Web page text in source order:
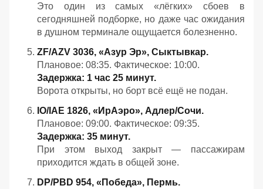
Это один из самых «лёгких» сбоев в
сегодняшней подборке, но даже час ожидания
в душном терминале ощущается болезненно.
ZF/AZV 3036, «Азур Эр», Сыктывкар.
Плановое: 08:35. Фактическое: 10:00.
Задержка: 1 час 25 минут.
Ворота открыты, но борт всё ещё не подан.
IO/IAE 1826, «ИрАэро», Адлер/Сочи.
Плановое: 09:00. Фактическое: 09:35.
Задержка: 35 минут.
При этом выход закрыт — пассажирам
приходится ждать в общей зоне.
DP/PBD 954, «Победа», Пермь.